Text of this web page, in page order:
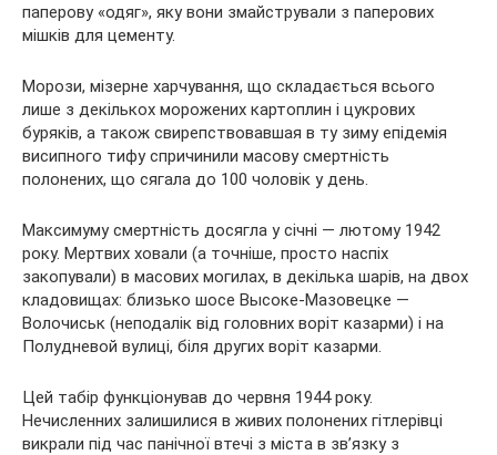
паперову «одяг», яку вони змайстрували з паперових
мішків для цементу.
Морози, мізерне харчування, що складається всього
лише з декількох морожених картоплин і цукрових
буряків, а також свирепствовавшая в ту зиму епідемія
висипного тифу спричинили масову смертність
полонених, що сягала до 100 чоловік у день.
Максимуму смертність досягла у січні — лютому 1942
року. Мертвих ховали (а точніше, просто наспіх
закопували) в масових могилах, в декілька шарів, на двох
кладовищах: близько шосе Высоке-Мазовецке —
Волочиськ (неподалік від головних воріт казарми) і на
Полудневой вулиці, біля других воріт казарми.
Цей табір функціонував до червня 1944 року.
Нечисленних залишилися в живих полонених гітлерівці
викрали під час панічної втечі з міста в зв’язку з